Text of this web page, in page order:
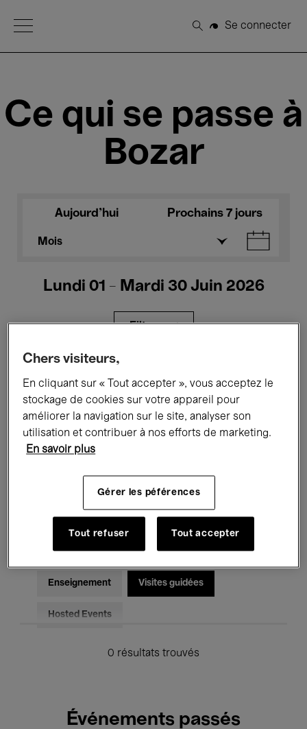
Open Menu
Rechercher
Se connecter
Ce qui se passe à
Bozar
Aujourd'hui Prochains 7 jours
Mois
Lundi 01 - Mardi 30 Juin 2026
Filtres
Expositions Films Performances
Rencontres & Débats Jazz
Musique électronique
Pour tous Kids’ Palace
Enseignement Visites guidées
Hosted Events
0 résultats trouvés
Événements passés
Chers visiteurs,
En cliquant sur « Tout accepter », vous acceptez le
stockage de cookies sur votre appareil pour
améliorer la navigation sur le site, analyser son
utilisation et contribuer à nos efforts de marketing.
En savoir plus
Gérer les péférences
Tout refuser Tout accepter